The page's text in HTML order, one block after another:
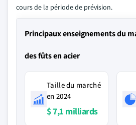
cours de la période de prévision.
Principaux enseignements du
des fûts en acier
Taille du marché
en 2024
$ 7,1 milliards